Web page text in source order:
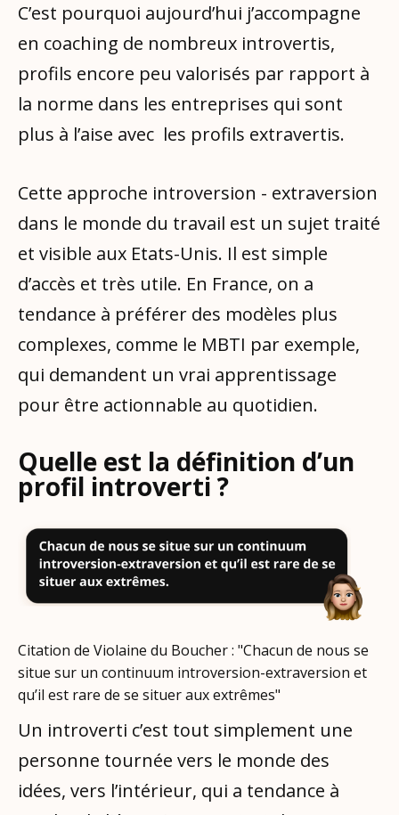
C’est pourquoi aujourd’hui j’accompagne
en coaching de nombreux introvertis,
profils encore peu valorisés par rapport à
la norme dans les entreprises qui sont
plus à l’aise avec les profils extravertis.
Cette approche introversion - extraversion
dans le monde du travail est un sujet traité
et visible aux Etats-Unis. Il est simple
d’accès et très utile. En France, on a
tendance à préférer des modèles plus
complexes, comme le MBTI par exemple,
qui demandent un vrai apprentissage
pour être actionnable au quotidien.
Quelle est la définition d’un
profil introverti ?
Citation de Violaine du Boucher : "Chacun de nous se
situe sur un continuum introversion-extraversion et
qu’il est rare de se situer aux extrêmes"
Un introverti c’est tout simplement une
personne tournée vers le monde des
idées, vers l’intérieur, qui a tendance à